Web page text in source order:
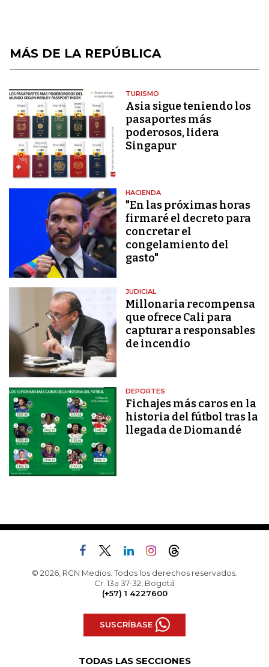
MÁS DE LA REPÚBLICA
TURISMO
Asia sigue teniendo los
pasaportes más
poderosos, lidera
Singapur
HACIENDA
"En las próximas horas
firmaré el decreto para
concretar el
congelamiento del
gasto"
JUDICIAL
Millonaria recompensa
que ofrece Cali para
capturar a responsables
de incendio
DEPORTES
Fichajes más caros en la
historia del fútbol tras la
llegada de Diomandé
© 2026, RCN Medios. Todos los derechos reservados.
Cr. 13a 37-32, Bogotá
(+57) 1 4227600
SUSCRÍBASE
TODAS LAS SECCIONES